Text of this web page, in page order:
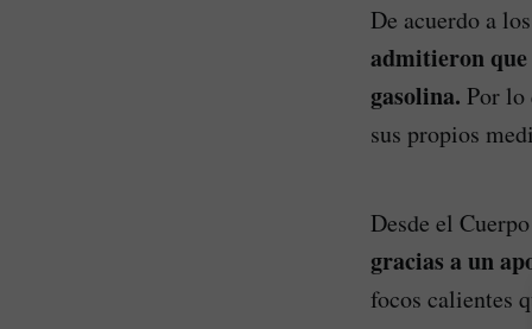
De acuerdo a
admitieron que
gasolina. Por lo
sus propios
Desde el
gracias a un
focos calientes